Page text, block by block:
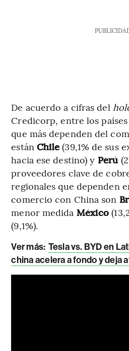
De acuerdo a cifras del
Credicorp, entre los
que más dependen del
están Chile (39,1% de sus
hacia ese destino) y Perú
proveedores clave de
regionales que dependen
comercio con China son
menor medida México
(9,1%).
Ver más: Tesla vs. BYD en
china acelera a fondo y deja